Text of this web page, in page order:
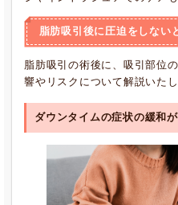
脂肪吸引後に圧迫をしない
脂肪吸引の術後に、吸引部位
響やリスクについて解説いたし
ダウンタイムの症状の緩和